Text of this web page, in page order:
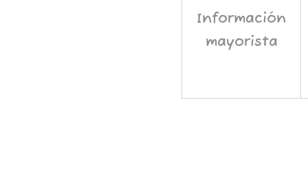
Información
mayorista